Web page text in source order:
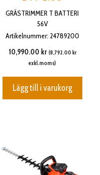
GRÄSTRIMMER T BATTERI
56V
Artikelnummer: 24789200
10,990.00 kr (8,792.00 kr
exkl.moms)
Lägg till i varukorg